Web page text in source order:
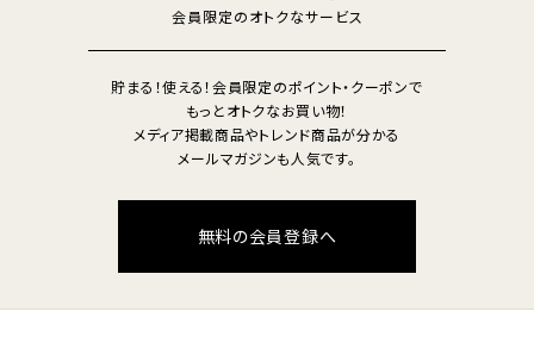
会員限定のオトクなサービス
貯まる！使える！会員限定のポイント・クーポンで
もっとオトクなお買い物！
メディア掲載商品やトレンド商品が分かる
メールマガジンも人気です。
無料の会員登録へ